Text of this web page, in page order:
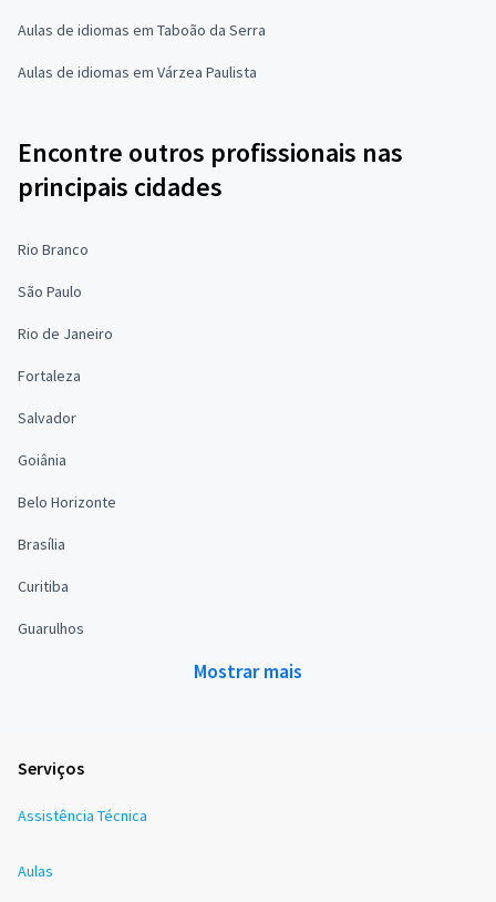
Aulas de idiomas em Taboão da Serra
Aulas de idiomas em Várzea Paulista
Encontre outros profissionais nas
principais cidades
Rio Branco
São Paulo
Rio de Janeiro
Fortaleza
Salvador
Goiânia
Belo Horizonte
Brasília
Curitiba
Guarulhos
Mostrar mais
Serviços
Assistência Técnica
Aulas